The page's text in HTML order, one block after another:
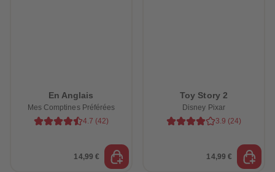
En Anglais
Mes Comptines Préférées
4.7 (42)
14,99 €
Toy Story 2
Disney Pixar
3.9 (24)
14,99 €